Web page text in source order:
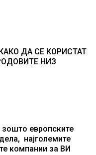
ДА СЕ КОРИСТАТ
НИЗ
европските
најголемите
компании за ВИ